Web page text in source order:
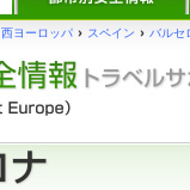
西ヨーロッパ › スペイン › バルセ